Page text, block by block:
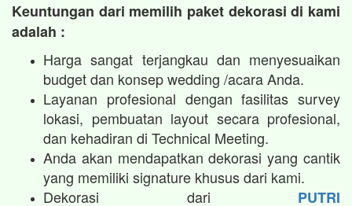
Keuntungan dari memilih paket dekorasi di kami
adalah :
Harga sangat terjangkau dan menyesuaikan
budget dan konsep wedding /acara Anda.
Layanan profesional dengan fasilitas survey
lokasi, pembuatan layout secara profesional,
dan kehadiran di Technical Meeting.
Anda akan mendapatkan dekorasi yang cantik
yang memiliki signature khusus dari kami.
Dekorasi dari PUTRI